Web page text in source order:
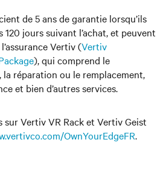
de 5 ans de garantie lorsqu’ils
jours suivant l’achat, et peuvent
Vertiv (Vertiv
), qui comprend le
la réparation ou le remplacement,
et bien d’autres services.
sur Vertiv VR Rack et Vertiv Geist
OwnYourEdgeFR.